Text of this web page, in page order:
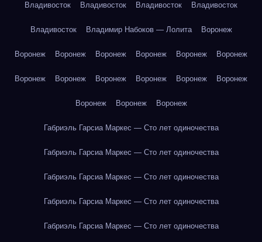
Владивосток Владивосток Владивосток Владивосток
Владивосток Владимир Набоков — Лолита Воронеж
Воронеж Воронеж Воронеж Воронеж Воронеж Воронеж
Воронеж Воронеж Воронеж Воронеж Воронеж Воронеж
Воронеж Воронеж Воронеж
Габриэль Гарсиа Маркес — Сто лет одиночества
Габриэль Гарсиа Маркес — Сто лет одиночества
Габриэль Гарсиа Маркес — Сто лет одиночества
Габриэль Гарсиа Маркес — Сто лет одиночества
Габриэль Гарсиа Маркес — Сто лет одиночества